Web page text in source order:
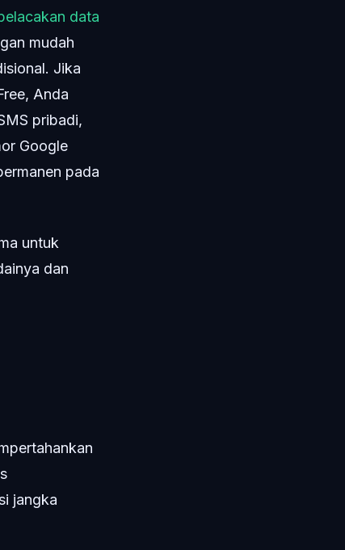
data
mudah
Jika
Anda
pribadi,
Google
pada
untuk
dan
jangka